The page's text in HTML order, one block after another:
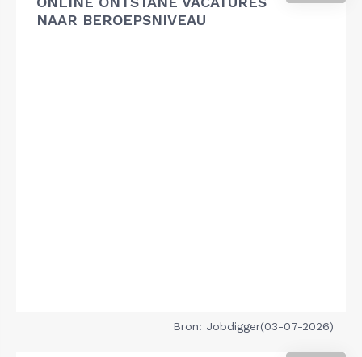
NAAR BEROEPSNIVEAU
Bron: Jobdigger(03-07-2026)